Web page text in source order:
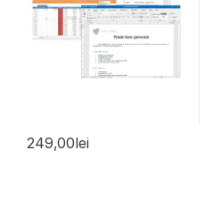
249,00lei